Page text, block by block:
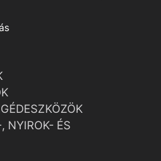
NYIROK- ÉS